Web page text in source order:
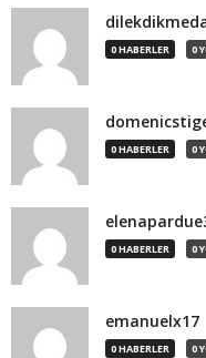
0 HABERLER 0
0 HABERLER 0
0 HABERLER 0
emanuelx17
0 HABERLER 0